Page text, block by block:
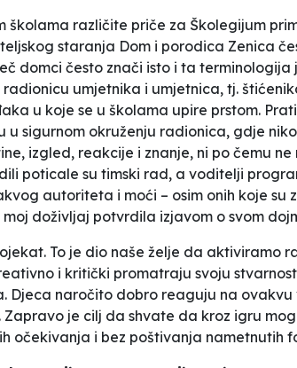
školama različite priče za Školegijum
staranja Dom i porodica Zenica
domci često znači isto i ta terminologija
umjetnika i umjetnica, tj.
u koje se u školama upire prstom.
u sigurnom okruženju radionica, gdje
izgled, reakcije i znanje, ni po čemu
poticale su timski rad, a voditelji
autoriteta i moći – osim onih koje su
moj doživljaj potvrdila izjavom o svom
To je dio naše želje da aktiviramo
i kritički promatraju svoju
Djeca naročito dobro reaguju na ovakvu
Zapravo je cilj da shvate da kroz igru
očekivanja i bez poštivanja nametnutih